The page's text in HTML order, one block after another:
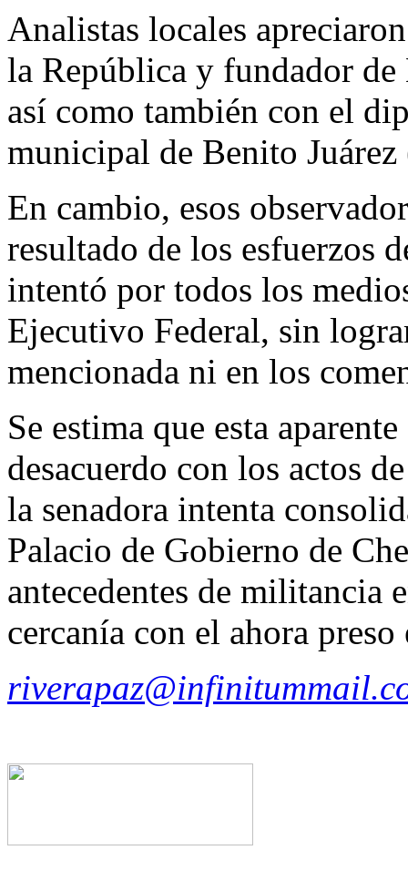
Analistas locales
la República y fundador
así como también con el
municipal de Benito
En cambio, esos
resultado de los esfuerzos
intentó por todos los
Ejecutivo Federal, sin
mencionada ni en los
Se estima que esta
desacuerdo con los actos
la senadora intenta
Palacio de Gobierno de
antecedentes de militancia
cercanía con el ahora